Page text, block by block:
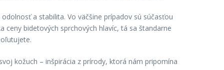
a stabilita. Vo väčšine prípadov sú súčasťou
ceny bidetových sprchových hlavíc, tá sa štandarne
kožuch – inšpirácia z prírody, ktorá nám pripomína